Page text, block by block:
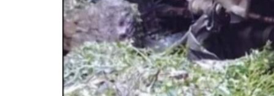
जम्मू-